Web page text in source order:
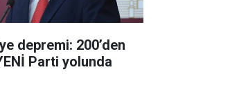
depremi: 200’den
Parti yolunda